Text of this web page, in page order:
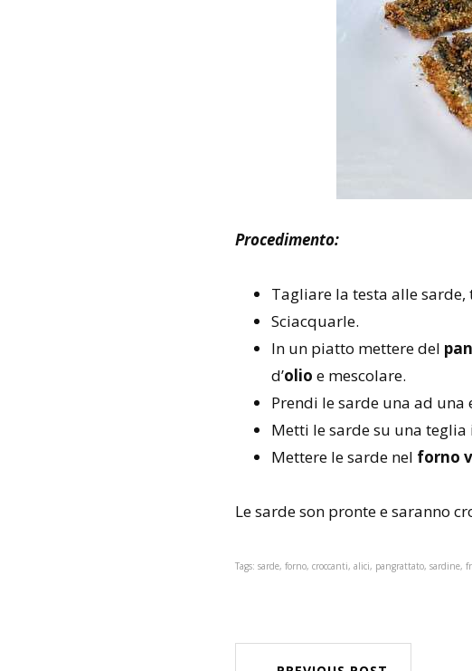
Procedimento:
Tagliare la testa alle
Sciacquarle.
In un piatto mettere del
d’olio e mescolare.
Prendi le sarde una ad
Metti le sarde su una
Mettere le sarde nel forno
Le sarde son pronte e saranno
Tags: sarde, forno, croccanti, alici, pangrattato, sardine,